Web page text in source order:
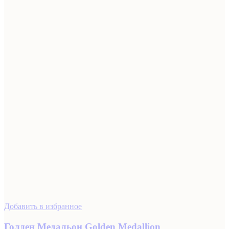
Добавить в избранное
Голден Медальон Golden Medallion